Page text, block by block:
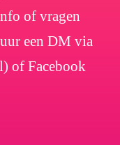
of vragen
een DM via
of Facebook